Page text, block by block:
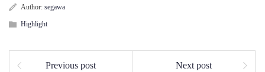
Author: segawa
Highlight
Previous post Next post